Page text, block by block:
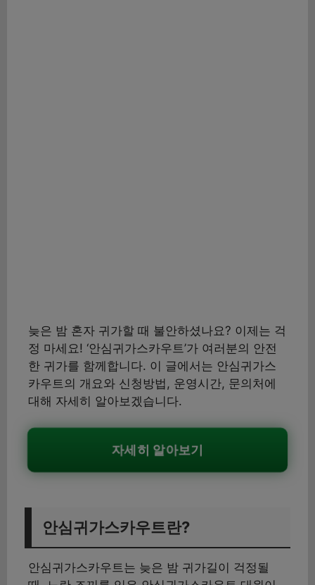
늦은 밤 혼자 귀가할 때 불안하셨나요? 이제는 걱
정 마세요! ‘안심귀가스카우트’가 여러분의 안전
한 귀가를 함께합니다. 이 글에서는 안심귀가스
카우트의 개요와 신청방법, 운영시간, 문의처에
대해 자세히 알아보겠습니다.
자세히 알아보기
안심귀가스카우트란?
안심귀가스카우트는 늦은 밤 귀가길이 걱정될